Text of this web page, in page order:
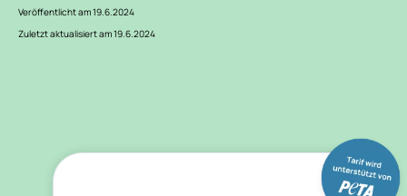
Veröffentlicht am 19.6.2024
Zuletzt aktualisiert am 19.6.2024